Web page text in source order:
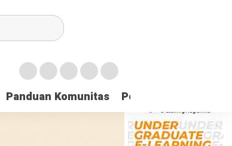
Panduan Komunitas Pedoman Media